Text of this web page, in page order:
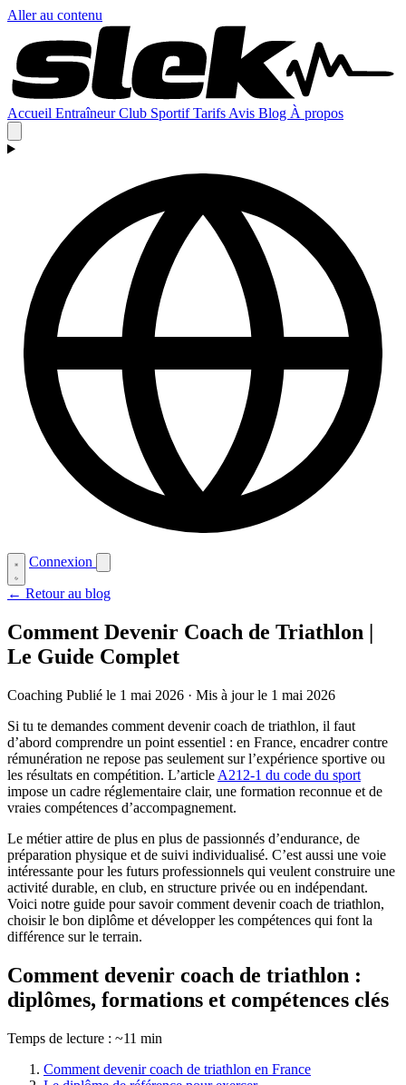
Aller au contenu
Accueil EntraîneurClub SportifTarifs Avis Blog À propos
Connexion
← Retour au blog
Comment Devenir Coach de Triathlon |
Le Guide Complet
Coaching Publié le 1 mai 2026 · Mis à jour le 1 mai 2026
Si tu te demandes comment devenir coach de triathlon, il faut
d’abord comprendre un point essentiel : en France, encadrer contre
rémunération ne repose pas seulement sur l’expérience sportive ou
les résultats en compétition. L’article A212-1 du code du sport
impose un cadre réglementaire clair, une formation reconnue et de
vraies compétences d’accompagnement.
Le métier attire de plus en plus de passionnés d’endurance, de
préparation physique et de suivi individualisé. C’est aussi une voie
intéressante pour les futurs professionnels qui veulent construire une
activité durable, en club, en structure privée ou en indépendant.
Voici notre guide pour savoir comment devenir coach de triathlon,
choisir le bon diplôme et développer les compétences qui font la
différence sur le terrain.
Comment devenir coach de triathlon :
diplômes, formations et compétences clés
Temps de lecture : ~11 min
Comment devenir coach de triathlon en France